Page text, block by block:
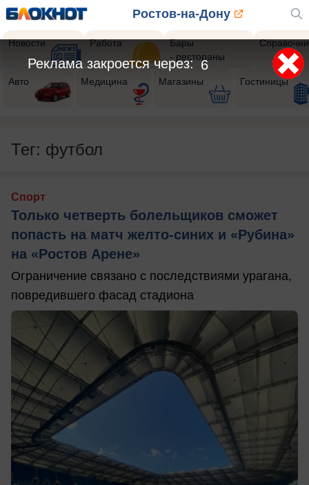
Ростов-на-Дону
Новости Работа
Бары
- рестораны
Авто Медицина Магазины Гостиницы
Тег: футбол
Спорт
Только четверть болельщиков сможет
попасть на матч желто-синих и «Рубина»
на «Ростов Арене»
Ограничение связано с последствиями урагана,
повредившего фасад стадиона
4
Реклама закроется через: